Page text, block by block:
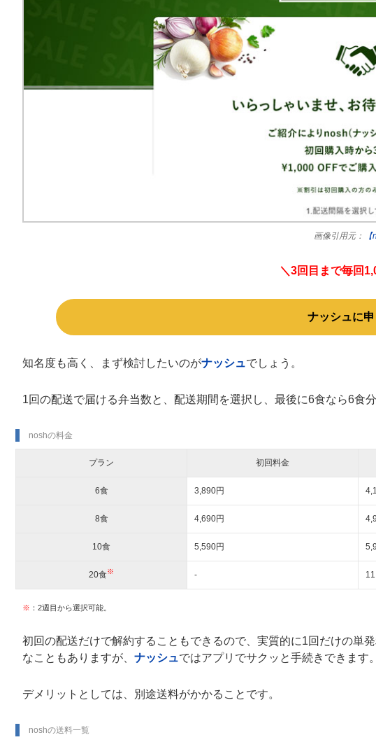
画像引用元：
＼3回目まで毎回
ナッシュに
知名度も高く、まず検討したいのがナッシュでしょう。
1回の配送で届ける弁当数と、配送期間を選択し、最後に6食なら6食
noshの料金
プラン 初回料金
6食 3,890円
8食 4,690円
10食 5,590円
20食※ -
※ ：2週目から選択可能。
初回の配送だけで解約することもできるので、実質的に1回だけの単
なこともありますが、 ナッシュではアプリでサクッと手続きできます。
デメリットとしては、別途送料がかかることです。
noshの送料一覧